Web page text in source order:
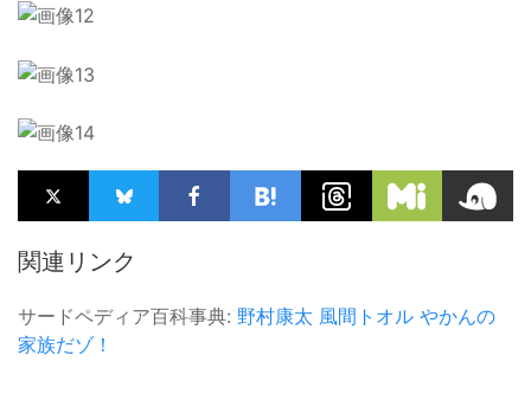
関連リンク
サードペディア百科事典: 野村康太 風間トオル やかんの
家族だゾ！